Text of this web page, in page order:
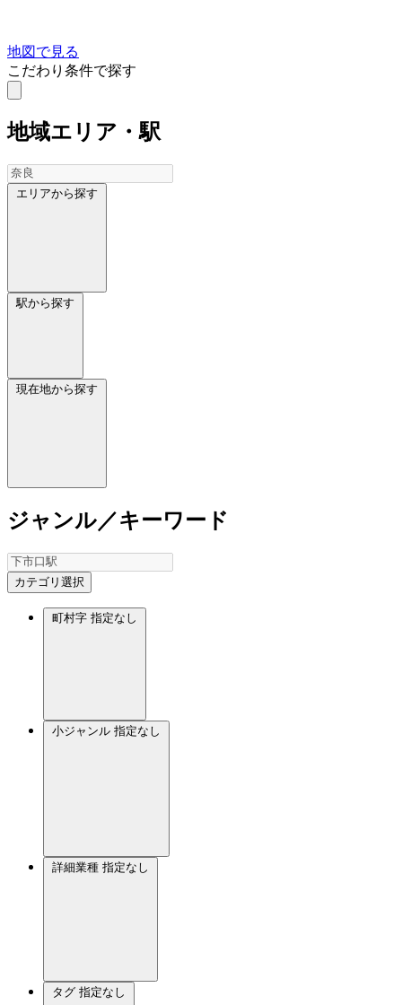
地図で見る
こだわり条件で探す
地域エリア・駅
エリアから探す
駅から探す
現在地から探す
ジャンル／キーワード
カテゴリ選択
町村字 指定なし
小ジャンル 指定なし
詳細業種 指定なし
タグ 指定なし